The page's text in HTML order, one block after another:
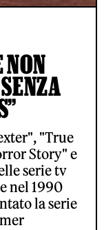
NON
"True
Story" e
serie tv
nel 1990
la serie